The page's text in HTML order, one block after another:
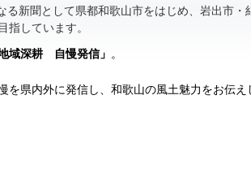
新聞として県都和歌山市をはじめ、岩出市
指しています。
地域深耕 自慢発信」 。
県内外に発信し、和歌山の風土魅力をお伝え